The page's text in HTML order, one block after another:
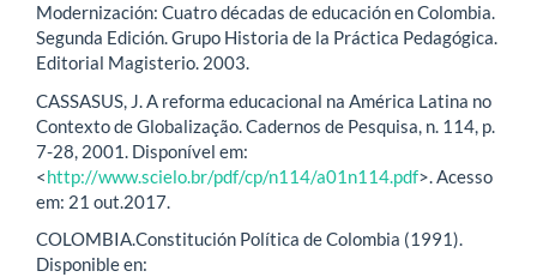
Modernización: Cuatro décadas de educación en Colombia.
Segunda Edición. Grupo Historia de la Práctica Pedagógica.
Editorial Magisterio. 2003.
CASSASUS, J. A reforma educacional na América Latina no
Contexto de Globalização. Cadernos de Pesquisa, n. 114, p.
7-28, 2001. Disponível em:
<http://www.scielo.br/pdf/cp/n114/a01n114.pdf>. Acesso
em: 21 out.2017.
COLOMBIA.Constitución Política de Colombia (1991).
Disponible en: